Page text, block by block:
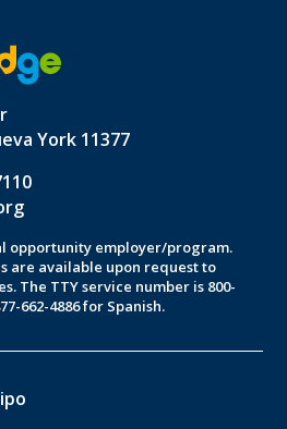
York 11377
opportunity employer/program.
are available upon request to
The TTY service number is 800-
662-4886 for Spanish.